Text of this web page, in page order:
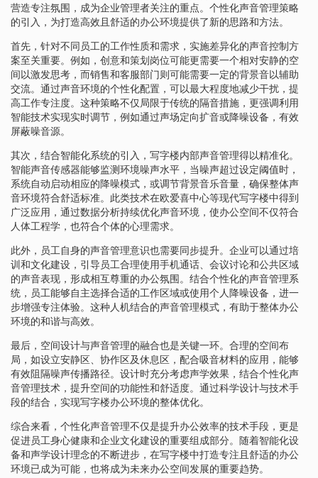
营造专注氛围，成为企业管理者关注的重点。个性化声音管理策略
的引入，为打造高效且舒适的办公环境提供了新的思路和方法。
首先，针对不同员工的工作性质和需求，实施差异化的声音控制方
案至关重要。例如，创意和策划岗位可能更需要一个相对安静的空
间以激发思考，而销售和客服部门则可能需要一定的背景音以辅助
交流。通过声音环境的个性化配置，可以最大程度地减少干扰，提
高工作专注度。这种策略不仅局限于传统的隔音措施，更强调利用
智能技术实现实时调节，例如通过声场定向扩音或降噪设备，有效
屏蔽噪音源。
其次，结合智能化系统的引入，写字楼内部声音管理得以精准化。
智能声音传感器能够监测环境噪声水平，当噪声超过设定阈值时，
系统自动启动相应的降噪模式，或调节背景音乐音量，确保整体声
音环境符合舒适标准。此类技术在欧爱喜中心等现代写字楼中得到
广泛应用，通过数据分析持续优化声音环境，使办公空间不仅符合
人体工程学，也符合个体的心理需求。
此外，员工自身的声音管理意识也需要同步提升。企业可以通过培
训和文化建设，引导员工合理使用手机通话、会议讨论和公共区域
的声音表现，形成相互尊重的办公氛围。结合个性化的声音管理系
统，员工能够自主选择合适的工作区域或使用个人降噪设备，进一
步增强专注体验。这种人机结合的声音管理模式，有助于整体办公
环境的和谐与高效。
最后，空间设计与声音管理的融合也是关键一环。合理的空间布
局，如设立安静区、协作区及休息区，配合吸音材料的应用，能够
有效阻隔噪声传播路径。设计时充分考虑声学效果，结合个性化声
音管理技术，提升空间的功能性和舒适度。通过科学设计与技术手
段的结合，实现写字楼办公环境的整体优化。
综合来看，个性化声音管理不仅是提升办公效率的技术手段，更是
促进员工身心健康和企业文化建设的重要组成部分。随着智能化设
备和声学设计理念的不断进步，在写字楼中打造专注且舒适的办公
环境已成为可能，也将成为未来办公空间发展的重要趋势。